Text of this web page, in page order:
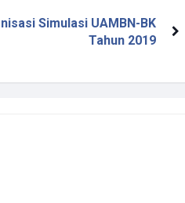
Simulasi UAMBN-BK
Tahun 2019